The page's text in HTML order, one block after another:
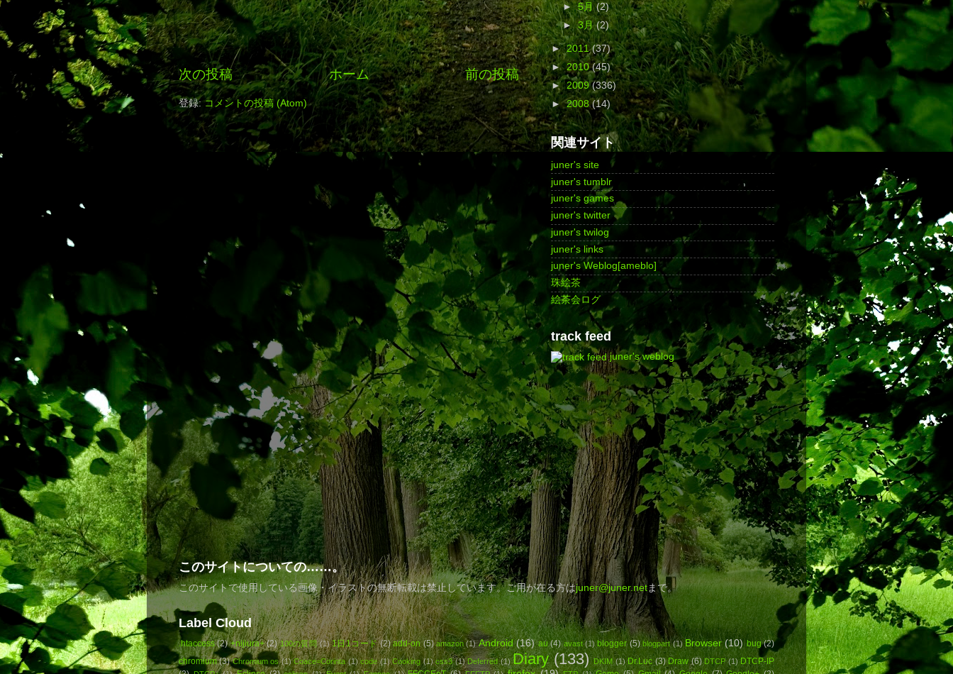
次の投稿 前の投稿
ホーム
登録:コメントの投稿 (Atom)
►5月(2)
►3月(2)
►2011(37)
► 2010(45)
►2009(336)
►2008(14)
関連サイト
juner's site
juner's tumblr
juner's games
juner's twitter
juner's twilog
juner's links
juner's Weblog[ameblo]
珠絵茶
絵茶会ログ
track feed
juner's weblog
このサイトについての……。
このサイトで使用している画像・イラストの無断転載は禁止しています。ご用が在る方はjuner@juner.netまで。
Label Cloud
.htaccess (2) +nijiura+ (2) 100の質問 (1) 1日1コード (2) add-on (5) amazon (1) Android (16) au (4) avast (1) blogger (5) blogpart (1) Browser (10) bug (2)
chromium (3) Chromium os (1) Coace=Corinta (1) code (1) Cooking (1) css3 (1) Deferred (1) Diary (133) DKIM (1) Dr.Luc (3) Draw (6) DTCP (1) DTCP-IP